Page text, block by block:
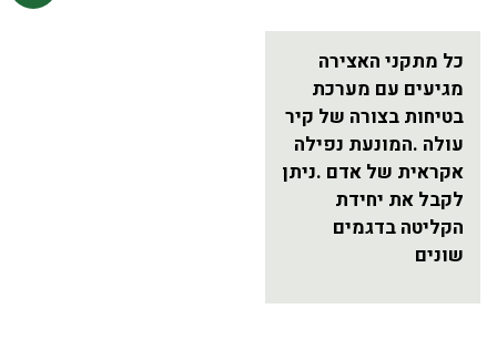
כל מתקני האצירה
מגיעים עם מערכת
בטיחות בצורה של קיר
עולה .המונעת נפילה
אקראית של אדם .ניתן
לקבל את יחידת
הקליטה בדגמים
שונים